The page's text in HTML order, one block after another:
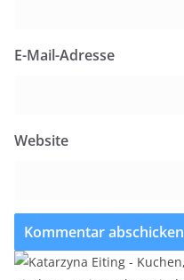
E-Mail-Adresse
Website